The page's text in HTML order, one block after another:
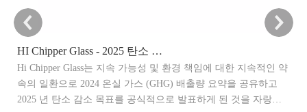
HI Chipper Glass - 2025 탄소 감소 목표 발표
Hi Chipper Glass는 지속 가능성 및 환경 책임에 대한 지속적인 약
속의 일환으로 2024 온실 가스 (GHG) 배출량 요약을 공유하고
2025 년 탄소 감소 목표를 공식적으로 발표하게 된 것을 자랑스